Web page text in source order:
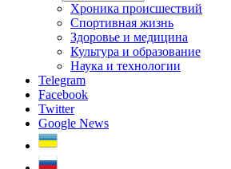
Хроника происшествий
Спортивная жизнь
Здоровье и медицина
Культура и образование
Наука и технологии
Telegram
Facebook
Twitter
Google News